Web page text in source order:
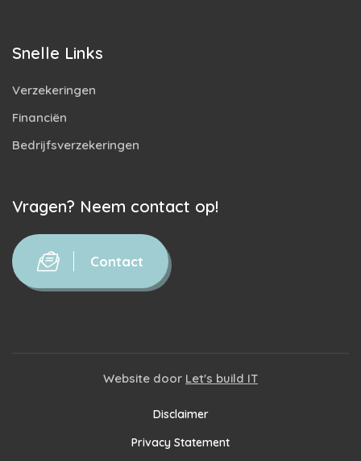
Snelle Links
Verzekeringen
Financiën
Bedrijfsverzekeringen
Vragen? Neem contact op!
Contact
Website door Let's build IT
Disclaimer
Privacy Statement